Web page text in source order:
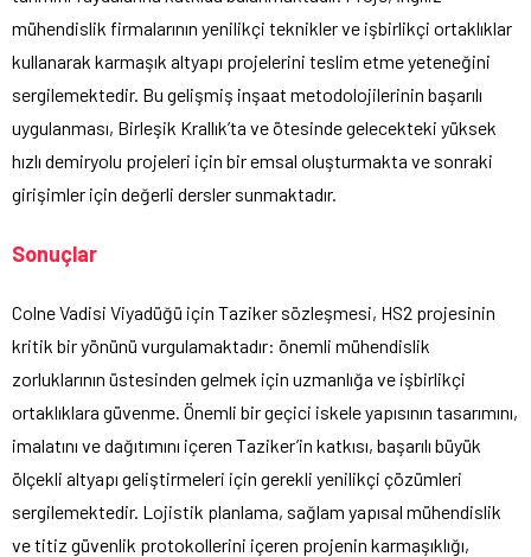
mühendislik firmalarının yenilikçi teknikler ve işbirlikçi ortaklıklar
kullanarak karmaşık altyapı projelerini teslim etme yeteneğini
sergilemektedir. Bu gelişmiş inşaat metodolojilerinin başarılı
uygulanması, Birleşik Krallık’ta ve ötesinde gelecekteki yüksek
hızlı demiryolu projeleri için bir emsal oluşturmakta ve sonraki
girişimler için değerli dersler sunmaktadır.
Sonuçlar
Colne Vadisi Viyadüğü için Taziker sözleşmesi, HS2 projesinin
kritik bir yönünü vurgulamaktadır: önemli mühendislik
zorluklarının üstesinden gelmek için uzmanlığa ve işbirlikçi
ortaklıklara güvenme. Önemli bir geçici iskele yapısının tasarımını,
imalatını ve dağıtımını içeren Taziker’in katkısı, başarılı büyük
ölçekli altyapı geliştirmeleri için gerekli yenilikçi çözümleri
sergilemektedir. Lojistik planlama, sağlam yapısal mühendislik
ve titiz güvenlik protokollerini içeren projenin karmaşıklığı,